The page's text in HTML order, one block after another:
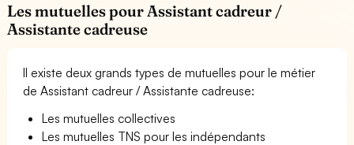
Les mutuelles pour Assistant cadreur /
Assistante cadreuse
Il existe deux grands types de mutuelles pour le métier
de Assistant cadreur / Assistante cadreuse:
Les mutuelles collectives
Les mutuelles TNS pour les indépendants